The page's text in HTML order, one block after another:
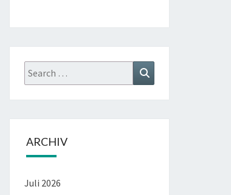
Search
for:
ARCHIV
Juli 2026